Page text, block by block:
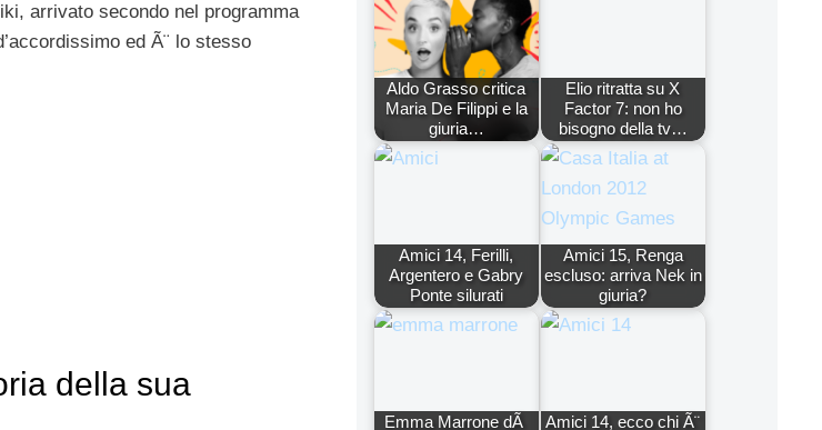
arrivato secondo nel programma
ed Ã¨ lo stesso
della sua
Aldo Grasso critica
Maria De Filippi e la
giuria…
Elio ritratta su X
Factor 7: non ho
bisogno della tv…
Amici 14, Ferilli,
Argentero e Gabry
Ponte silurati
Amici 15, Renga
escluso: arriva Nek in
giuria?
Emma Marrone dÃ
Amici 14, ecco chi Ã¨